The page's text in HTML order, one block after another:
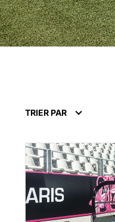
TRIER PAR